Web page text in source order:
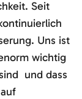
Seit
Uns ist
wichtig
und dass